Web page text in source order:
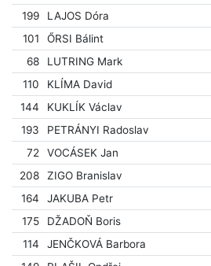
199
LAJOS Dóra
101
ŐRSI Bálint
68
LUTRING Mark
110
KLÍMA David
144
KUKLÍK Václav
193
PETRÁNYI Radoslav
72
VOCÁSEK Jan
208
ZIGO Branislav
164
JAKUBA Petr
175
DŽADOŇ Boris
114
JENČKOVÁ Barbora